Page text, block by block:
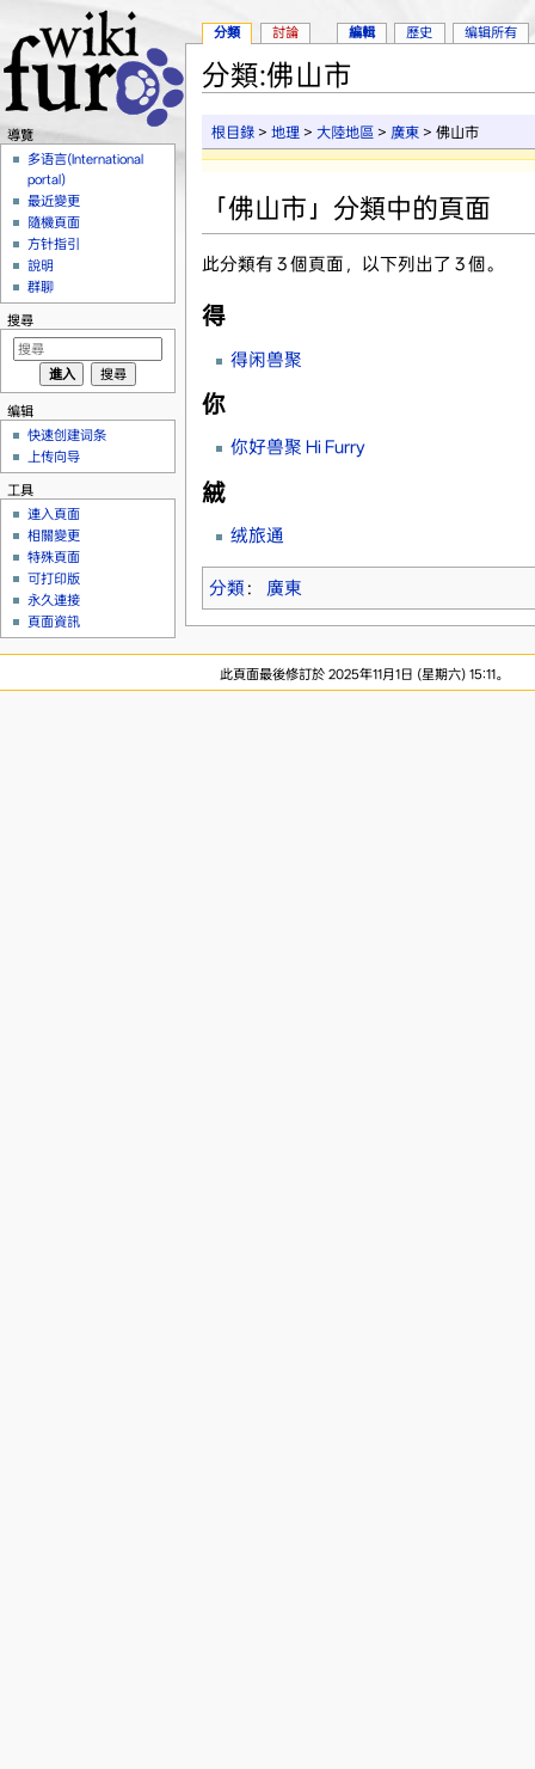
分類:佛山市
根目錄 >地理 >大陸地區 > 廣東 > 佛山市
「佛山市」分類中的頁面
此分類有 3 個頁面，以下列出了 3 個。
得
得闲兽聚
你
你好兽聚 Hi Furry
絨
绒旅通
分類 ： 廣東
分類 討論 編輯 歷史 编辑所有
導覽
多语言(International
portal)
最近變更
隨機頁面
方针指引
說明
群聊
搜尋
编辑
快速创建词条
上传向导
工具
連入頁面
相關變更
特殊頁面
可打印版
永久連接
頁面資訊
此頁面最後修訂於 2025年11月1日 (星期六) 15:11。